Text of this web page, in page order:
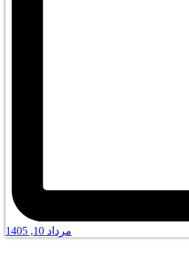
مرداد 10, 1405